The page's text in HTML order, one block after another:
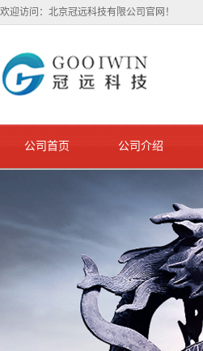
欢迎访问：北京冠远科技有限公司官网！
公司首页 公司介绍